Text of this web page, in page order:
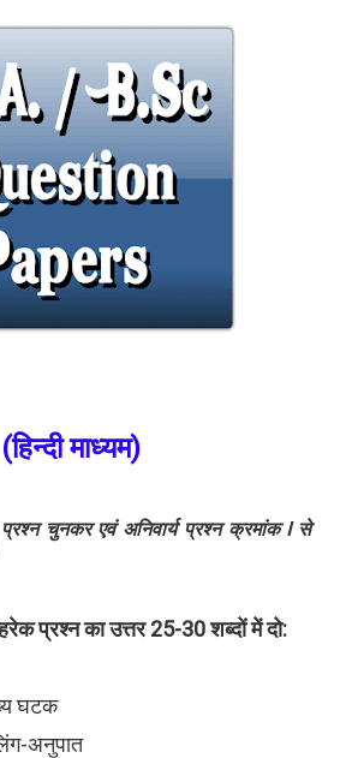
(हिन्दी माध्यम)
चुनकर एवं अनिवार्य प्रश्न क्रमांक I से
प्रश्न का उत्तर 25-30 शब्दों में दो:
घटक
अनुपात